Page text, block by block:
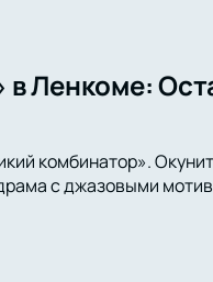
Ленкоме:
комбинатор».
с джазовыми